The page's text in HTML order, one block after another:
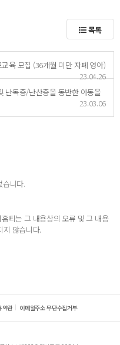
목록
육 모집 (36개월 미만 자폐 영아)
23.04.26
난독증/난산증을 동반한 아동을
23.03.06
습니다.
티는 그 내용상의 오류 및 그 내용
지 않습니다.
약관 이메일주소 무단수집거부